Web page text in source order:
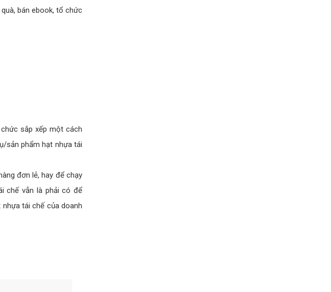
bán ebook, tổ chức
sắp xếp một cách
sản phẩm hạt nhựa tái
đơn lẻ, hay để chạy
chế vẫn là phải có để
tái chế của doanh